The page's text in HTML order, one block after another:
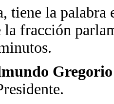
tiene la
fracción